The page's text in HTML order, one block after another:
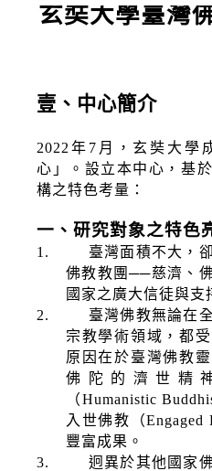
玄奘大學臺灣
壹、中心簡介
2022 年 7 月，玄奘大學
心」。設立本中心，基
構之特色考量：
一、研究對象之特色
1.
臺灣面積不大，
佛教教團──慈濟、
國家之廣大信徒與支
2.
臺灣佛教無論在
宗教學術領域，都
原因在於臺灣佛教
佛陀的濟世精
（Humanistic
入世佛教（Engaged
豐富成果。
3.
迥異於其他國家